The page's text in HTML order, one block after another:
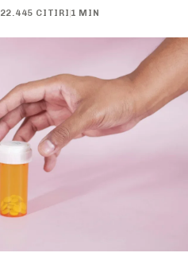
22.445 CITIRI 1 MIN